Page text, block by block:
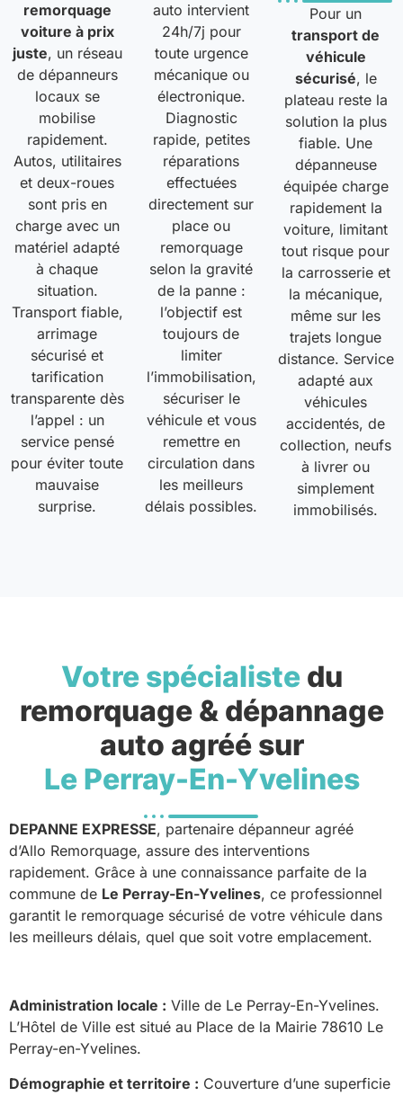
remorquage
voiture à prix
juste, un réseau
de dépanneurs
locaux se
mobilise
rapidement.
Autos, utilitaires
et deux-roues
sont pris en
charge avec un
matériel adapté
à chaque
situation.
Transport fiable,
arrimage
sécurisé et
tarification
transparente dès
l’appel : un
service pensé
pour éviter toute
mauvaise
surprise.
auto intervient
24h/7j pour
toute urgence
mécanique ou
électronique.
Diagnostic
rapide, petites
réparations
effectuées
directement sur
place ou
remorquage
selon la gravité
de la panne :
l’objectif est
toujours de
limiter
l’immobilisation,
sécuriser le
véhicule et vous
remettre en
circulation dans
les meilleurs
délais possibles.
Pour un
transport de
véhicule
sécurisé, le
plateau reste la
solution la plus
fiable. Une
dépanneuse
équipée charge
rapidement la
voiture, limitant
tout risque pour
la carrosserie et
la mécanique,
même sur les
trajets longue
distance. Service
adapté aux
véhicules
accidentés, de
collection, neufs
à livrer ou
simplement
immobilisés.
Votre spécialistedu
remorquage & dépannage
auto agréé sur
Le Perray-En-Yvelines
DEPANNE EXPRESSE, partenaire dépanneur agréé
d’Allo Remorquage, assure des interventions
rapidement. Grâce à une connaissance parfaite de la
commune de Le Perray-En-Yvelines, ce professionnel
garantit le remorquage sécurisé de votre véhicule dans
les meilleurs délais, quel que soit votre emplacement.
Administration locale : Ville de Le Perray-En-Yvelines.
L’Hôtel de Ville est situé au Place de la Mairie 78610 Le
Perray-en-Yvelines.
Démographie et territoire : Couverture d’une superficie